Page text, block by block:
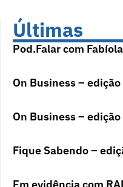
Últimas
Pod.Falar com
On Business –
On Business –
Fique Sabendo –
Em evidência com